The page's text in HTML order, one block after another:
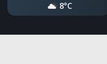
8°C